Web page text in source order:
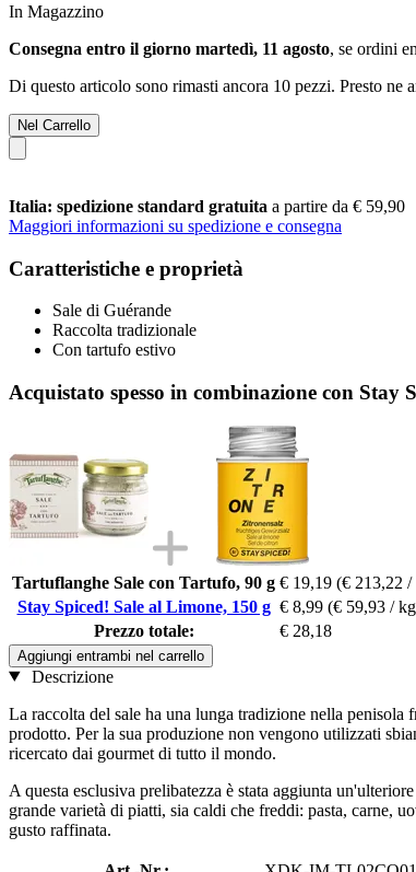
In Magazzino
Consegna entro il giorno martedì, 11 agosto, se ordini
Di questo articolo sono rimasti ancora 10 pezzi. Presto
Nel Carrello
Italia: spedizione standard gratuita a partire da € 59,90
Maggiori informazioni su spedizione e consegna
Caratteristiche e proprietà
Sale di Guérande
Raccolta tradizionale
Con tartufo estivo
Acquistato spesso in combinazione con Stay
Tartuflanghe Sale con Tartufo, 90 g € 19,19 (€ 213,22 /
Stay Spiced! Sale al Limone, 150 g € 8,99 (€ 59,93 /
Prezzo totale:
€ 28,18
Aggiungi entrambi nel carrello
Descrizione
La raccolta del sale ha una lunga tradizione nella
prodotto. Per la sua produzione non vengono utilizzati
ricercato dai gourmet di tutto il mondo.
A questa esclusiva prelibatezza è stata aggiunta
grande varietà di piatti, sia caldi che freddi: pasta, carne,
gusto raffinata.